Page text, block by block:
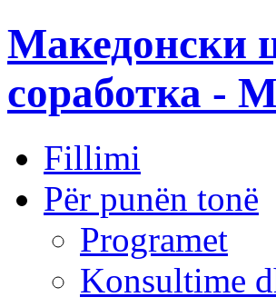
Македонски
соработка
Fillimi
Për punën tonë
Programet
Konsultime